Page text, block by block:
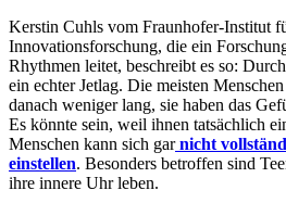
Kerstin Cuhls vom Fraunhofer-Institut
Innovationsforschung, die ein
Rhythmen leitet, beschreibt es so:
ein echter Jetlag. Die meisten
danach weniger lang, sie haben das
Es könnte sein, weil ihnen tatsächlich
Menschen kann sich garnicht
einstellen. Besonders betroffen sind
ihre innere Uhr leben.